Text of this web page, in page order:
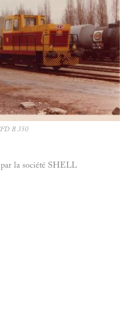
la société SHELL
B 350